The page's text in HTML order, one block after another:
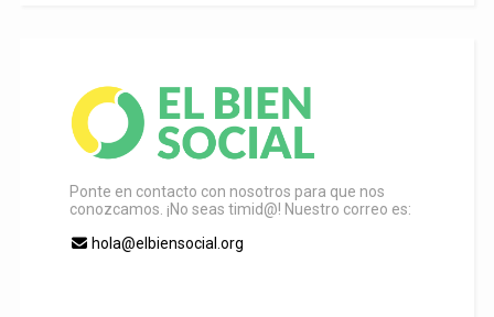
Ponte en contacto con nosotros para que nos
conozcamos. ¡No seas timid@! Nuestro correo es:
hola@elbiensocial.org